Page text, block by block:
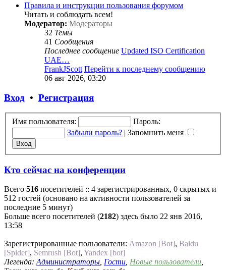
Правила и инструкции пользования форумом
Читать и соблюдать всем!
Модератор: Модераторы
32 Темы
41 Сообщения
Последнее сообщение Updated ISO Certification
UAE…
FrankJScott Перейти к последнему сообщению
06 авг 2026, 03:20
Вход • Регистрация
Имя пользователя:
Пароль:
Забыли пароль? | Запомнить меня
Кто сейчас на конференции
Всего 516 посетителей :: 4 зарегистрированных, 0 скрытых и
512 гостей (основано на активности пользователей за
последние 5 минут)
Больше всего посетителей (2182) здесь было 22 янв 2016,
13:58
Зарегистрированные пользователи: Amazon [Bot], Baidu
[Spider], Semrush [Bot], Yandex [bot]
Легенда: Администраторы Гости Новые пользователи